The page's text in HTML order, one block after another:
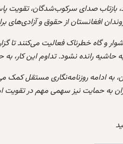
بازتاب صدای سرکوب‌شدگان، تقویت
افغانستان از حقوق و آزادی‌های
و گاه خطرناک فعالیت می‌کنند
حاشیه رانده نشود. تداوم این کار،
به ادامه روزنامه‌نگاری مستقل کمک
به حمایت نیز سهمی مهم در تقویت